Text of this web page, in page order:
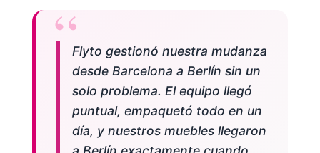
Flyto gestionó nuestra mudanza
desde Barcelona a Berlín sin un
solo problema. El equipo llegó
puntual, empaquetó todo en un
día, y nuestros muebles llegaron